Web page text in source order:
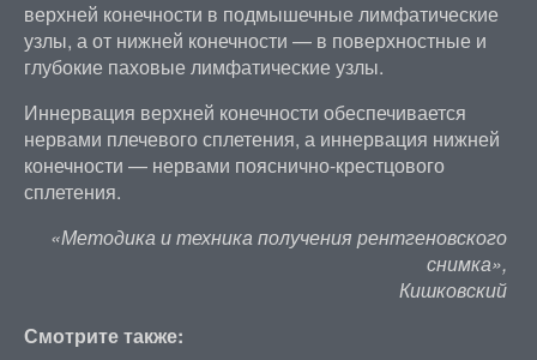
верхней конечности в подмышечные лимфатические
узлы, а от нижней конечности — в поверхностные и
глубокие паховые лимфатические узлы.
Иннервация верхней конечности обеспечивается
нервами плечевого сплетения, а иннервация нижней
конечности — нервами пояснично-крестцового
сплетения.
«Методика и техника получения рентгеновского
снимка»,
Кишковский
Смотрите также: